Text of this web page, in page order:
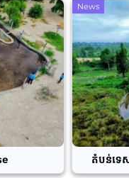
News
តំបន់ទេ